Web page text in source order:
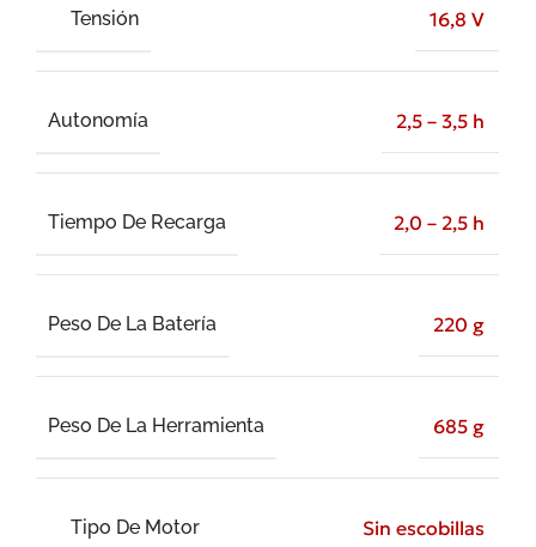
Tensión 16,8 V
Autonomía 2,5 – 3,5 h
Tiempo De Recarga 2,0 – 2,5 h
Peso De La Batería 220 g
Peso De La Herramienta 685 g
Tipo De Motor Sin escobillas